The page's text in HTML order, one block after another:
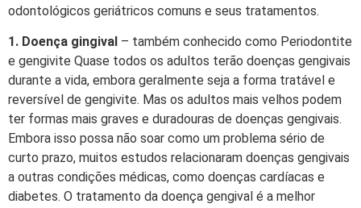
odontológicos geriátricos comuns e seus tratamentos.
1. Doença gingival – também conhecido como Periodontite
e gengivite Quase todos os adultos terão doenças gengivais
durante a vida, embora geralmente seja a forma tratável e
reversível de gengivite. Mas os adultos mais velhos podem
ter formas mais graves e duradouras de doenças gengivais.
Embora isso possa não soar como um problema sério de
curto prazo, muitos estudos relacionaram doenças gengivais
a outras condições médicas, como doenças cardíacas e
diabetes. O tratamento da doença gengival é a melhor